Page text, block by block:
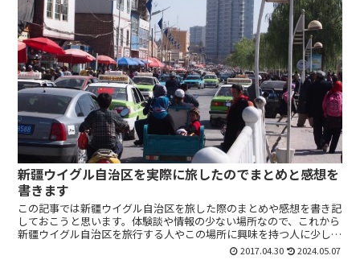
新疆ウイグル自治区を実際に旅したのでまとめと感想を
書きます
この記事では新疆ウイグル自治区を旅した際のまとめや感想を書き記
しておこうと思います。体験談や情報の少ない場所なので、これから
新疆ウイグル自治区を旅行する人やこの場所に興味を持つ人に少しで
2017.04.30 2024.05.07